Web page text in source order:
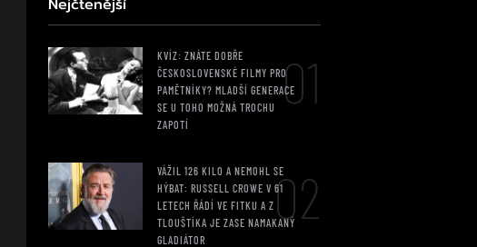
Nejčtenější
KVÍZ: ZNÁTE DOBŘE
ČESKOSLOVENSKÉ FILMY PRO
PAMĚTNÍKY? MLADŠÍ GENERACE
SE U TOHO MOŽNÁ TROCHU
ZAPOTÍ
01
VÁŽIL 126 KILO A NEMOHL SE
HÝBAT: RUSSELL CROWE V 61
LETECH ŘÁDÍ VE FITKU A Z
TLOUŠTÍKA JE ZASE NAMAKANÝ
GLADIÁTOR
02